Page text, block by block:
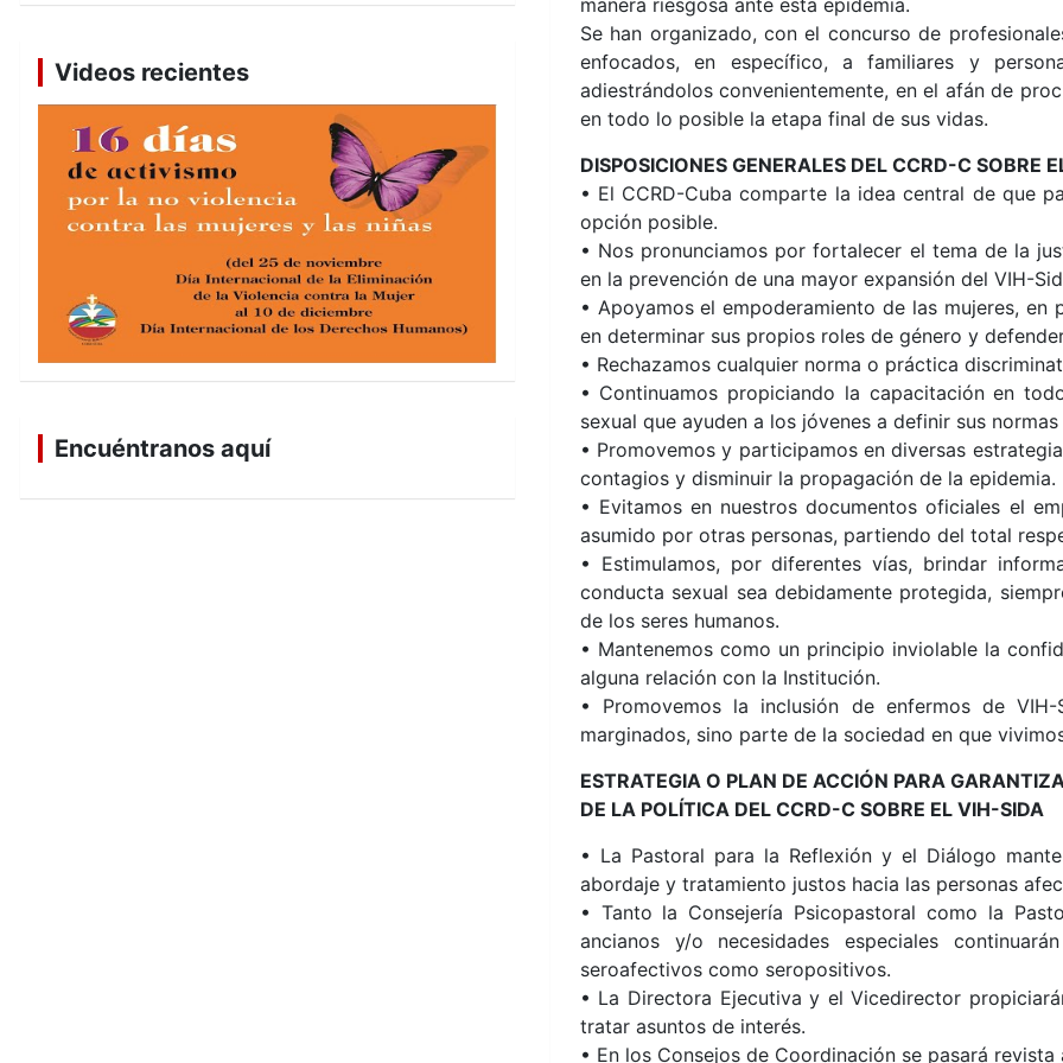
manera riesgosa ante esta epidemia.
Se han organizado, con el concurso de
enfocados, en específico, a familiares y
adiestrándolos convenientemente, en el afán de
en todo lo posible la etapa final de sus vidas.
DISPOSICIONES GENERALES DEL CCRD-C SOBRE
• El CCRD-Cuba comparte la idea central de que
opción posible.
• Nos pronunciamos por fortalecer el tema de la
en la prevención de una mayor expansión del VIH-
• Apoyamos el empoderamiento de las mujeres,
en determinar sus propios roles de género y
• Rechazamos cualquier norma o práctica
• Continuamos propiciando la capacitación en
sexual que ayuden a los jóvenes a definir sus
• Promovemos y participamos en diversas
contagios y disminuir la propagación de la epidemia.
• Evitamos en nuestros documentos oficiales el
asumido por otras personas, partiendo del total
• Estimulamos, por diferentes vías, brindar
conducta sexual sea debidamente protegida,
de los seres humanos.
• Mantenemos como un principio inviolable la
alguna relación con la Institución.
• Promovemos la inclusión de enfermos de
marginados, sino parte de la sociedad en que
ESTRATEGIA O PLAN DE ACCIÓN PARA
DE LA POLÍTICA DEL CCRD-C SOBRE EL VIH-SIDA
• La Pastoral para la Reflexión y el Diálogo
abordaje y tratamiento justos hacia las personas
• Tanto la Consejería Psicopastoral como la
ancianos y/o necesidades especiales
seroafectivos como seropositivos.
• La Directora Ejecutiva y el Vicedirector
tratar asuntos de interés.
• En los Consejos de Coordinación se pasará
Videos recientes
Encuéntranos aquí